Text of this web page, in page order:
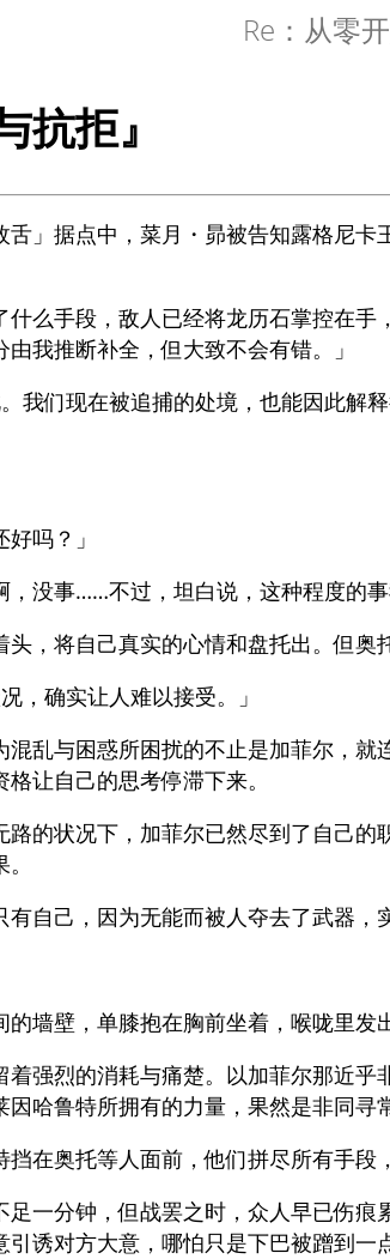
Re：从零
抗拒』
」据点中，菜月・昴被告知露格尼卡
么手段，敌人已经将龙历石掌控在手
我推断补全，但大致不会有错。」
我们现在被追捕的处境，也能因此解
好吗？」
，没事……不过，坦白说，这种程度的
头，将自己真实的心情和盘托出。但奥
，确实让人难以接受。」
混乱与困惑所困扰的不止是加菲尔，
让自己的思考停滞下来。
路的状况下，加菲尔已然尽到了自己
自己，因为无能而被人夺去了武器，
的墙壁，单膝抱在胸前坐着，喉咙里发
着强烈的消耗与痛楚。以加菲尔那近
哈鲁特所拥有的力量，果然是非同寻
在奥托等人面前，他们拼尽所有手段
足一分钟，但战罢之时，众人早已伤
引诱对方大意，哪怕只是下巴被蹭到一